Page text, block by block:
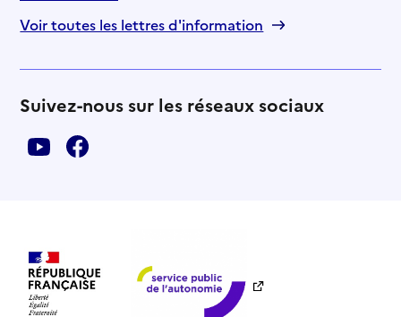
Voir toutes les lettres d'information
Suivez-nous sur les réseaux sociaux